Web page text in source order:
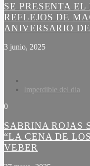
SE PRESENTA
REFLEJOS DE
ANIVERSARIO
3 junio, 2025
Imperdible del dia
0
SABRINA ROJAS
“LA CENA DE
VEBER